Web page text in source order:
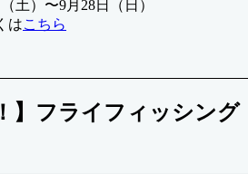
土）〜9月28日（日）
はこちら
】フライフィッシング